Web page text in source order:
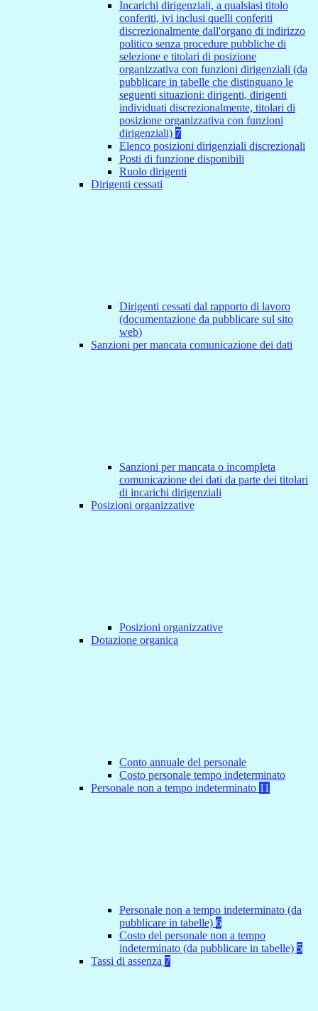
Incarichi dirigenziali, a qualsiasi titolo
conferiti, ivi inclusi quelli conferiti
discrezionalmente dall'organo di indirizzo
politico senza procedure pubbliche di
selezione e titolari di posizione
organizzativa con funzioni dirigenziali (da
pubblicare in tabelle che distinguano le
seguenti situazioni: dirigenti, dirigenti
individuati discrezionalmente, titolari di
posizione organizzativa con funzioni
dirigenziali) 7
Elenco posizioni dirigenziali discrezionali
Posti di funzione disponibili
Ruolo dirigenti
Dirigenti cessati
Dirigenti cessati dal rapporto di lavoro
(documentazione da pubblicare sul sito
web)
Sanzioni per mancata comunicazione dei dati
Sanzioni per mancata o incompleta
comunicazione dei dati da parte dei titolari
di incarichi dirigenziali
Posizioni organizzative
Posizioni organizzative
Dotazione organica
Conto annuale del personale
Costo personale tempo indeterminato
Personale non a tempo indeterminato 11
Personale non a tempo indeterminato (da
pubblicare in tabelle) 6
Costo del personale non a tempo
indeterminato (da pubblicare in tabelle) 5
Tassi di assenza 7